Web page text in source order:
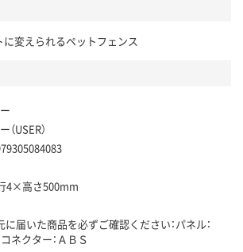
変えられるペットフェンス
USER）
4×高さ500mm
いた商品を必ずご確認ください：パネル：
ネクター：ＡＢＳ